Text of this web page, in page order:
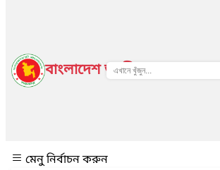
বাংলাদেশ জাতীয় তথ্য বাতায়ন
মেনু নির্বাচন করুন